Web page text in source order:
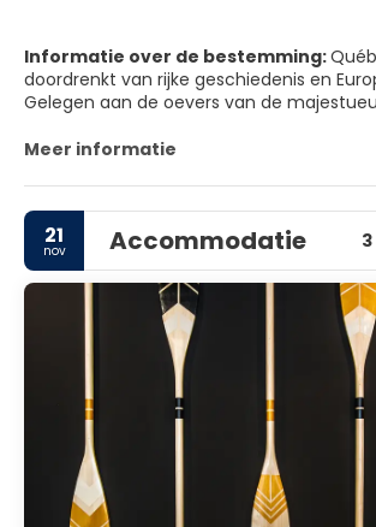
Informatie over de bestemming:
doordrenkt van rijke geschiedenis en
Gelegen aan de oevers van de
geplaveide straten, oude stenen
Werelderfgoedlijst van UNESCO staat, en
prachtige architectuur en prachtige
een bruisende kunst- en cultuurscene,
kunstgaleries en festivals die de Franse
weerspiegelen. Proef heerlijke
traditionele poutine tot haute cuisine.
charme en warme gastvrijheid maken het
onvergetelijke bestemming voor elke
Meer informatie
21
nov Accommodatie